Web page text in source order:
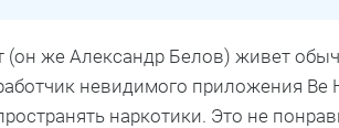
(он же Александр Белов) живет
невидимого приложения
наркотики. Это не